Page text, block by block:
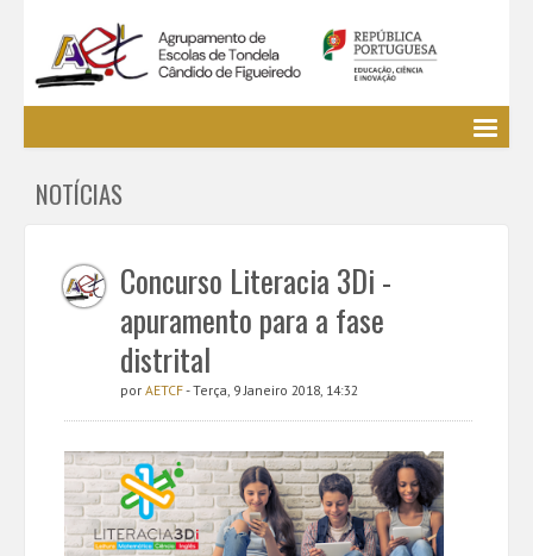
EE / Alunos
Cursos Profissionais
Bibliotecas
Media AETCF
Legislação
NOTÍCIAS
Concurso Literacia 3Di -
apuramento para a fase
distrital
por AETCF- Terça, 9 Janeiro 2018, 14:32